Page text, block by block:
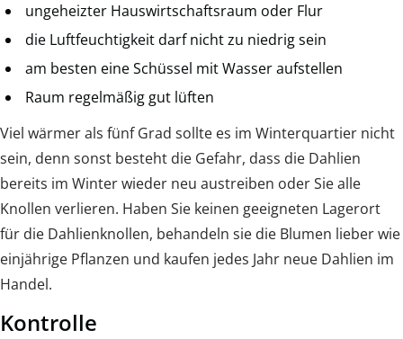
ungeheizter Hauswirtschaftsraum oder Flur
die Luftfeuchtigkeit darf nicht zu niedrig sein
am besten eine Schüssel mit Wasser aufstellen
Raum regelmäßig gut lüften
Viel wärmer als fünf Grad sollte es im Winterquartier nicht
sein, denn sonst besteht die Gefahr, dass die Dahlien
bereits im Winter wieder neu austreiben oder Sie alle
Knollen verlieren. Haben Sie keinen geeigneten Lagerort
für die Dahlienknollen, behandeln sie die Blumen lieber wie
einjährige Pflanzen und kaufen jedes Jahr neue Dahlien im
Handel.
Kontrolle